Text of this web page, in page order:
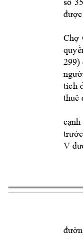
Chợ
quy
299)
tích
thuê
cạnh
trước
V